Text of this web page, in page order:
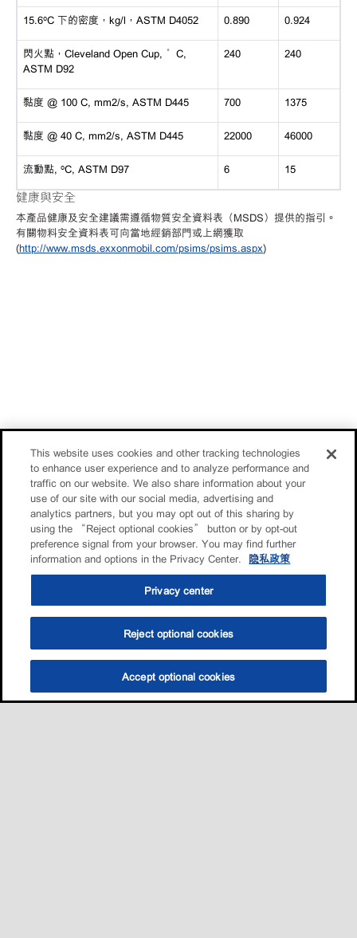
15.6ºC 下的密度，kg/l，ASTM D4052 0.890 0.924
閃火點，Cleveland Open Cup, °C,
ASTM D92
240 240
黏度 @ 100 C, mm2/s, ASTM D445 700 1375
黏度 @ 40 C, mm2/s, ASTM D445 22000 46000
流動點, ºC, ASTM D97 6 15
健康與安全
本產品健康及安全建議需遵循物質安全資料表（MSDS）提供的指引。
有關物料安全資料表可向當地經銷部門或上網獲取
(http://www.msds.exxonmobil.com/psims/psims.aspx)
This website uses cookies and other tracking technologies
to enhance user experience and to analyze performance and
traffic on our website. We also share information about your
use of our site with our social media, advertising and
analytics partners, but you may opt out of this sharing by
using the “Reject optional cookies” button or by opt-out
preference signal from your browser. You may find further
information and options in the Privacy Center.
隐私政策
Privacy center
Reject optional cookies
Accept optional cookies